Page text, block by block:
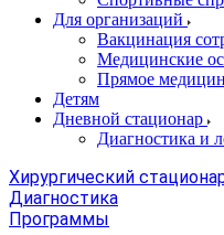
Для организаций
Вакцинация
Медицинские
Прямое
Детям
Дневной стационар
Диагностика и
Хирургический
Диагностика
Программы